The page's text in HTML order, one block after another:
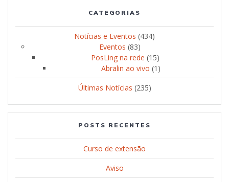
CATEGORIAS
Notícias e Eventos (434)
Eventos (83)
PosLing na rede (15)
Abralin ao vivo (1)
Últimas Notícias (235)
POSTS RECENTES
Curso de extensão
Aviso